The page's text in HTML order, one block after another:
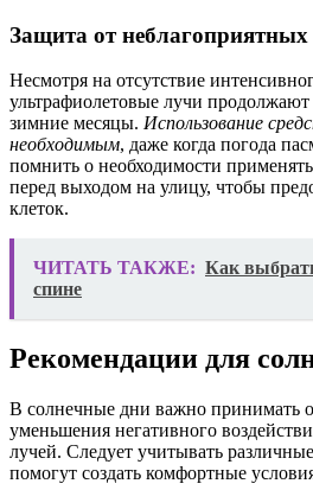
Защита от
Несмотря на отсутствие
ультрафиолетовые лучи продолжают
зимние месяцы. Использование
необходимым, даже когда погода
помнить о необходимости
перед выходом на улицу, чтобы
клеток.
ЧИТАТЬ ТАКЖЕ: Как
спине
Рекомендации для
В солнечные дни важно принимать
уменьшения негативного
лучей. Следует учитывать
помогут создать комфортные